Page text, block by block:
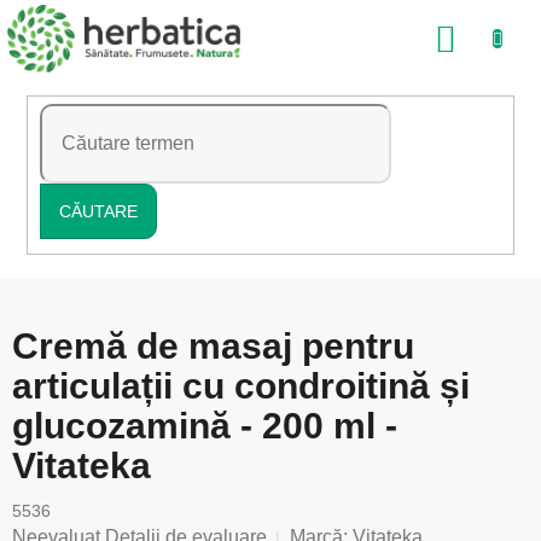
Treci
la
conținut
CĂUTARE
COŞ
Cremă de masaj pentru
articulații cu condroitină și
glucozamină - 200 ml -
Vitateka
5536
Evaluarea
Neevaluat Detalii de evaluare Marcă: Vitateka